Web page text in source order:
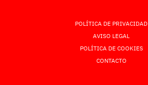
POLÍTICA DE PRIVACIDAD
AVISO LEGAL
POLÍTICA DE COOKIES
CONTACTO